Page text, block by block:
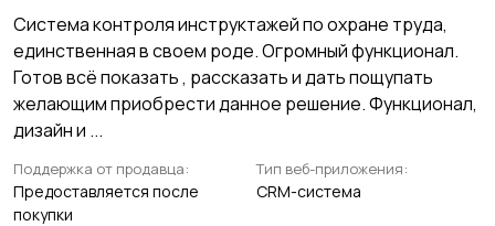
Система контроля инструктажей по охране труда,
единственная в своем роде. Огромный функционал.
Готов всё показать , рассказать и дать пощупать
желающим приобрести данное решение. Функционал,
дизайн и ...
Поддержка от продавца:
Предоставляется после
покупки
Тип веб-приложения:
CRM-система